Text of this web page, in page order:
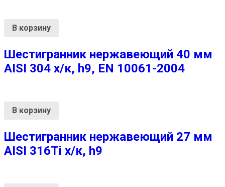
В корзину
Шестигранник нержавеющий 40 мм
AISI 304 х/к, h9, EN 10061-2004
В корзину
Шестигранник нержавеющий 27 мм
AISI 316Ti х/к, h9